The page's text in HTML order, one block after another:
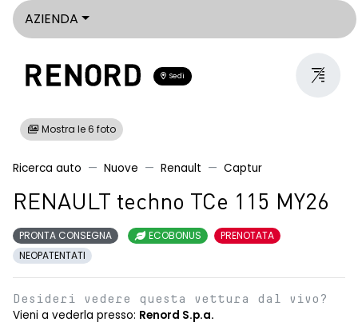
AZIENDA
Sedi
Mostra le 6 foto
Ricerca auto Nuove Renault Captur
RENAULT techno TCe 115 MY26
PRONTA CONSEGNA ECOBONUS
PRENOTATA
NEOPATENTATI
Desideri vedere questa vettura dal vivo?
Vieni a vederla presso: Renord S.p.a.